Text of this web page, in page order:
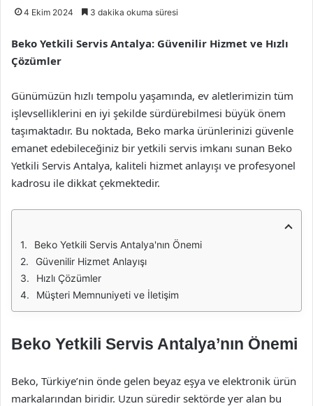
4 Ekim 2024 3 dakika okuma süresi
Beko Yetkili Servis Antalya: Güvenilir Hizmet ve Hızlı
Çözümler
Günümüzün hızlı tempolu yaşamında, ev aletlerimizin tüm
işlevselliklerini en iyi şekilde sürdürebilmesi büyük önem
taşımaktadır. Bu noktada, Beko marka ürünlerinizi güvenle
emanet edebileceğiniz bir yetkili servis imkanı sunan Beko
Yetkili Servis Antalya, kaliteli hizmet anlayışı ve profesyonel
kadrosu ile dikkat çekmektedir.
Beko Yetkili Servis Antalya'nın Önemi
Güvenilir Hizmet Anlayışı
Hızlı Çözümler
Müşteri Memnuniyeti ve İletişim
Beko Yetkili Servis Antalya’nın Önemi
Beko, Türkiye’nin önde gelen beyaz eşya ve elektronik ürün
markalarından biridir. Uzun süredir sektörde yer alan bu